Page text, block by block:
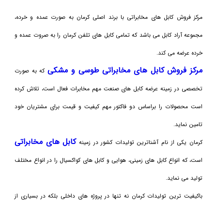
مرکز فروش کابل های مخابراتی با برند اصلی کرمان به صورت عمده و خرده،
مجموعه آراد کابل می باشد که تمامی کابل های تلفن کرمان را به صروت عمده و
خرده عرضه می کند.
مرکز فروش کابل های مخابراتی طوسی و مشکیکه به صورت
تخصصی در زمینه عرضه کابل های صنعت مهم مخابرات فعال است، تلاش کرده
است محصولات را براساس دو فاکتور مهم کیفیت و قیمت برای مشتریان خود
تامین نماید.
کرمان یکی از نام آشناترین تولیدات کشور در زمینهکابل های مخابراتی
است، که انواع کابل های زمینی، هوایی و کابل های کواکسیال را در انواع مختلف
تولید می نماید.
باکیفیت ترین تولیدات کرمان نه تنها در پروژه های داخلی بلکه در بسیاری از